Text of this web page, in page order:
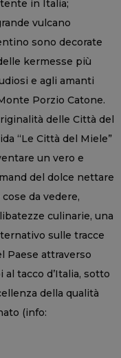
in Italia;
vulcano
sono decorate
kermesse più
e agli amanti
Porzio Catone.
delle Città del
“Le Città del Miele”
un vero e
del dolce nettare
da vedere,
culinarie, una
sulle tracce
Paese attraverso
tacco d’Italia, sotto
della qualità
(info: